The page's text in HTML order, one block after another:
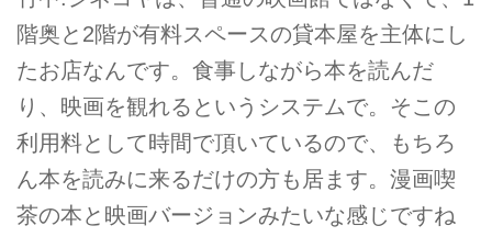
階奥と2階が有料スペースの貸本屋を主体にし
たお店なんです。食事しながら本を読んだ
り、映画を観れるというシステムで。そこの
利用料として時間で頂いているので、もちろ
ん本を読みに来るだけの方も居ます。漫画喫
茶の本と映画バージョンみたいな感じですね